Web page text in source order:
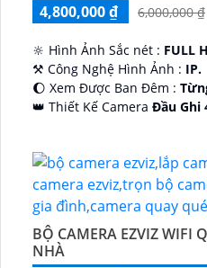
4,800,000 ₫
6,000,000 ₫
🔆 Hình Ảnh Sắc nét : FULL
⚒ Công Nghệ Hình Ảnh : IP.
🌔 Xem Được Ban Đêm :
👑 Thiết Kế Camera Đầu Ghi
BỘ CAMERA EZVIZ WIFI
NHÀ